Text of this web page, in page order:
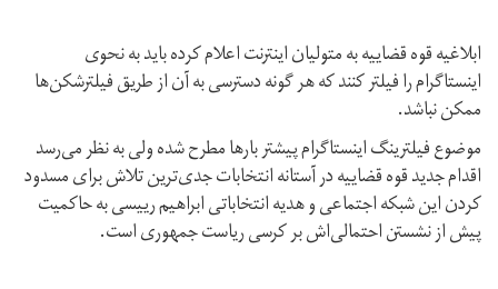
ابلاغیه قوه‌ قضاییه به متولیان اینترنت اعلام کرده باید به نحوی
اینستاگرام را فیلتر کنند که هر گونه دسترسی به آن از طریق فیلترشکن‌ها
ممکن نباشد.
موضوع فیلترینگ اینستاگرام پیشتر بارها مطرح شده ولی به نظر می‌رسد
اقدام جدید قوه‌ قضاییه در آستانه انتخابات جدی‌ترین تلاش برای مسدود
کردن این شبکه اجتماعی و هدیه انتخاباتی ابراهیم رییسی به حاکمیت
پیش از نشستن احتمالی‌اش بر کرسی ریاست‌ جمهوری است.